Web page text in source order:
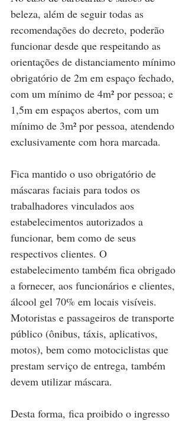
beleza, além de seguir todas as
recomendações do decreto, poderão
funcionar desde que respeitando as
orientações de distanciamento mínimo
obrigatório de 2m em espaço fechado,
com um mínimo de 4m² por pessoa; e
1,5m em espaços abertos, com um
mínimo de 3m² por pessoa, atendendo
exclusivamente com hora marcada.
Fica mantido o uso obrigatório de
máscaras faciais para todos os
trabalhadores vinculados aos
estabelecimentos autorizados a
funcionar, bem como de seus
respectivos clientes. O
estabelecimento também fica obrigado
a fornecer, aos funcionários e clientes,
álcool gel 70% em locais visíveis.
Motoristas e passageiros de transporte
público (ônibus, táxis, aplicativos,
motos), bem como motociclistas que
prestam serviço de entrega, também
devem utilizar máscara.
Desta forma, fica proibido o ingresso